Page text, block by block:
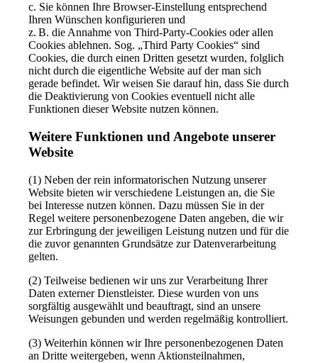
c. Sie können Ihre Browser-Einstellung entsprechend
Ihren Wünschen konfigurieren und
z. B. die Annahme von Third-Party-Cookies oder allen
Cookies ablehnen. Sog. „Third Party Cookies“ sind
Cookies, die durch einen Dritten gesetzt wurden, folglich
nicht durch die eigentliche Website auf der man sich
gerade befindet. Wir weisen Sie darauf hin, dass Sie durch
die Deaktivierung von Cookies eventuell nicht alle
Funktionen dieser Website nutzen können.
Weitere Funktionen und Angebote unserer
Website
(1) Neben der rein informatorischen Nutzung unserer
Website bieten wir verschiedene Leistungen an, die Sie
bei Interesse nutzen können. Dazu müssen Sie in der
Regel weitere personenbezogene Daten angeben, die wir
zur Erbringung der jeweiligen Leistung nutzen und für die
die zuvor genannten Grundsätze zur Datenverarbeitung
gelten.
(2) Teilweise bedienen wir uns zur Verarbeitung Ihrer
Daten externer Dienstleister. Diese wurden von uns
sorgfältig ausgewählt und beauftragt, sind an unsere
Weisungen gebunden und werden regelmäßig kontrolliert.
(3) Weiterhin können wir Ihre personenbezogenen Daten
an Dritte weitergeben, wenn Aktionsteilnahmen,